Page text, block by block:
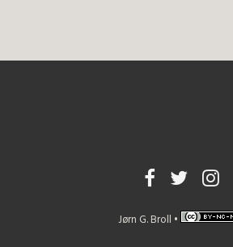
Jørn G. Broll •